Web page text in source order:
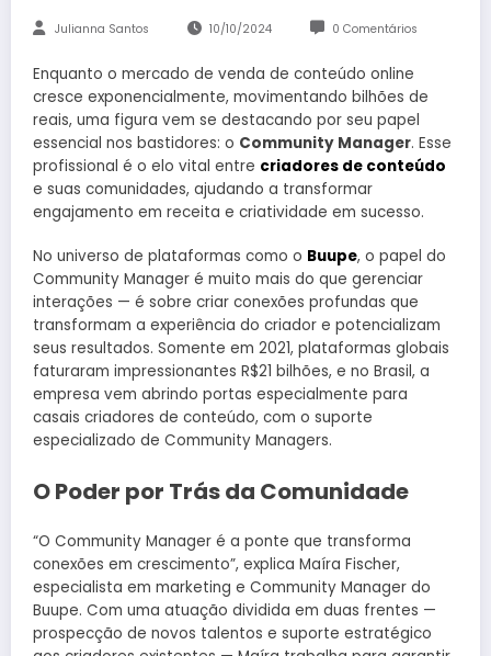
Julianna Santos 10/10/2024 0 Comentários
Enquanto o mercado de venda de conteúdo online
cresce exponencialmente, movimentando bilhões de
reais, uma figura vem se destacando por seu papel
essencial nos bastidores: o Community Manager. Esse
profissional é o elo vital entre criadores de conteúdo
e suas comunidades, ajudando a transformar
engajamento em receita e criatividade em sucesso.
No universo de plataformas como o Buupe, o papel do
Community Manager é muito mais do que gerenciar
interações — é sobre criar conexões profundas que
transformam a experiência do criador e potencializam
seus resultados. Somente em 2021, plataformas globais
faturaram impressionantes R$21 bilhões, e no Brasil, a
empresa vem abrindo portas especialmente para
casais criadores de conteúdo, com o suporte
especializado de Community Managers.
O Poder por Trás da Comunidade
“O Community Manager é a ponte que transforma
conexões em crescimento”, explica Maíra Fischer,
especialista em marketing e Community Manager do
Buupe. Com uma atuação dividida em duas frentes —
prospecção de novos talentos e suporte estratégico